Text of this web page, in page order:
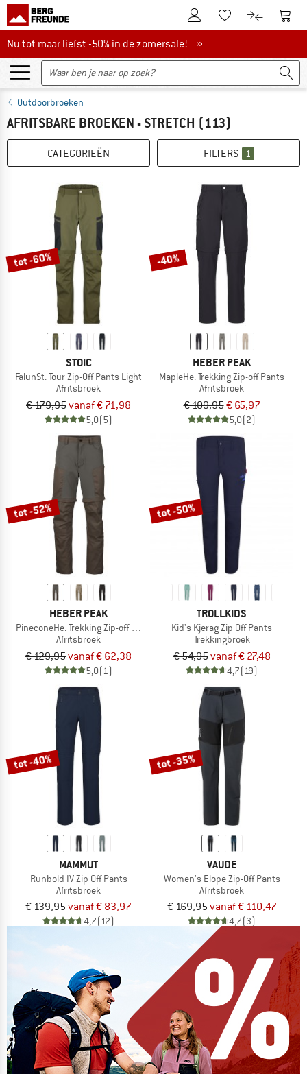
De klantenaccount
Naar deNaar de
Nu tot maar liefst -50% in de zomersale!
Nu tot maar liefst -50% in de zomersale! »
Outdoorbroeken
AFRITSBARE BROEKEN - STRETCH (113)
CATEGORIEËN FILTERS 1
tot -60%
STOIC
FalunSt. Tour Zip-Off Pants Light
Afritsbroek
€ 179,95vanaf € 71,98
5,0(5)
-40%
HEBER PEAK
MapleHe. Trekking Zip-off Pants
Afritsbroek
€ 109,95€ 65,97
5,0(2)
tot -52%
HEBER PEAK
PineconeHe. Trekking Zip-off Pants
Afritsbroek
€ 129,95vanaf € 62,38
5,0(1)
tot -50%
TROLLKIDS
Kid's Kjerag Zip Off Pants
Trekkingbroek
€ 54,95vanaf € 27,48
4,7(19)
tot -40%
MAMMUT
Runbold IV Zip Off Pants
Afritsbroek
€ 139,95vanaf € 83,97
4,7(12)
tot -35%
VAUDE
Women's Elope Zip-Off Pants
Afritsbroek
€ 169,95vanaf € 110,47
4,7(3)